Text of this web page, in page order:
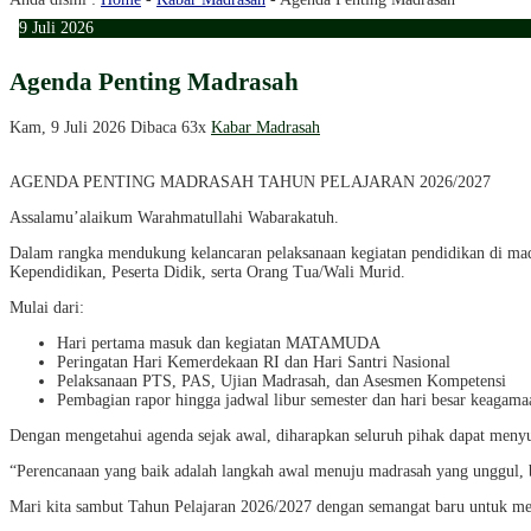
9 Juli 2026
Agenda Penting Madrasah
Kam, 9 Juli 2026 Dibaca 63x Kabar Madrasah
AGENDA PENTING MADRASAH TAHUN PELAJARAN 2026/2027
Assalamu’alaikum Warahmatullahi Wabarakatuh.
Dalam rangka mendukung kelancaran pelaksanaan kegiatan pendidikan di
Kependidikan, Peserta Didik, serta Orang Tua/Wali Murid.
Mulai dari:
Hari pertama masuk dan kegiatan MATAMUDA
Peringatan Hari Kemerdekaan RI dan Hari Santri Nasional
Pelaksanaan PTS, PAS, Ujian Madrasah, dan Asesmen Kompetensi
Pembagian rapor hingga jadwal libur semester dan hari besar
Dengan mengetahui agenda sejak awal, diharapkan seluruh pihak dapat
“Perencanaan yang baik adalah langkah awal menuju madrasah yang unggul,
Mari kita sambut Tahun Pelajaran 2026/2027 dengan semangat baru untuk